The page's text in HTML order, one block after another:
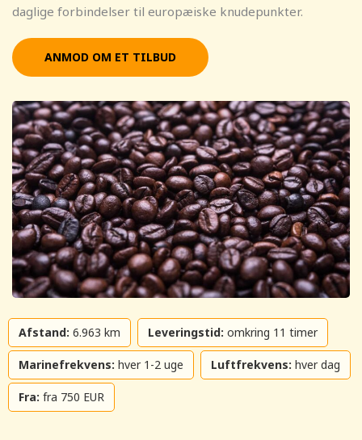
daglige forbindelser til europæiske knudepunkter.
ANMOD OM ET TILBUD
Afstand: 6.963 km Leveringstid: omkring 11 timer
Marinefrekvens: hver 1-2 uge Luftfrekvens: hver dag
Fra: fra 750 EUR